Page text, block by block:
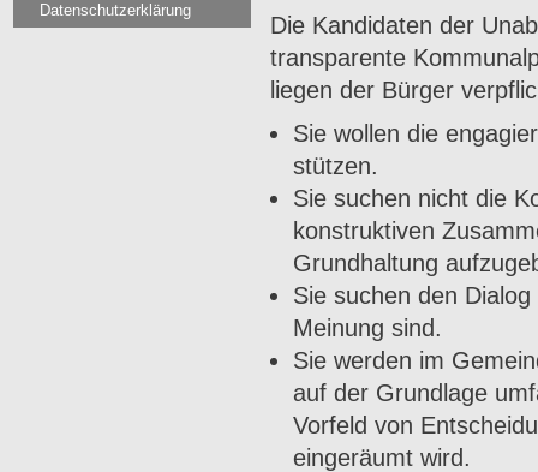
Datenschutzerklärung
Die Kandidaten der
trans­parente
liegen der Bürger
Sie wollen die
stützen.
Sie suchen nicht die
konstruktiven
Grundhaltung
Sie suchen den
Mei­nung sind.
Sie werden im
auf der Grundlage
Vorfeld von
eingeräumt wird.